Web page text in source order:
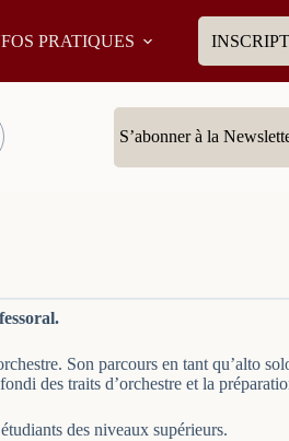
PRATIQUES
S’abonner à la
Son parcours en tant qu’alto
des traits d’orchestre et la
des niveaux supérieurs.